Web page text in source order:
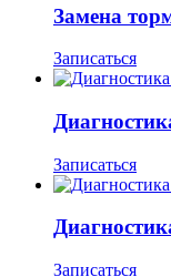
Замена
Записаться
Записаться
Записаться